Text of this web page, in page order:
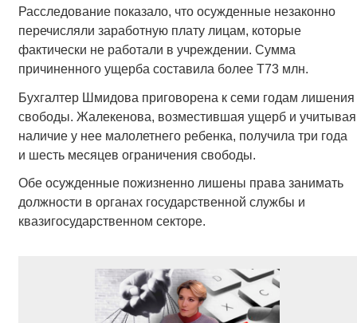
Расследование показало, что осужденные незаконно
перечисляли заработную плату лицам, которые
фактически не работали в учреждении. Сумма
причиненного ущерба составила более Т73 млн.
Бухгалтер Шмидова приговорена к семи годам лишения
свободы. Жалекенова, возместившая ущерб и учитывая
наличие у нее малолетнего ребенка, получила три года
и шесть месяцев ограничения свободы.
Обе осужденные пожизненно лишены права занимать
должности в органах государственной службы и
квазигосударственном секторе.